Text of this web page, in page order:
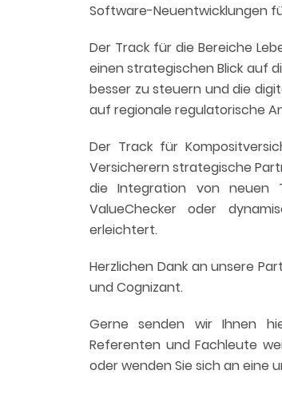
Software-Neuentwicklungen
Der Track für die Bereiche
einen strategischen Blick auf
besser zu steuern und die
auf regionale regulatorische
Der Track für
Versicherern strategische
die Integration von neuen
ValueChecker oder
erleichtert.
Herzlichen Dank an unsere
und Cognizant.
Gerne senden wir Ihnen
Referenten und Fachleute
oder wenden Sie sich an eine